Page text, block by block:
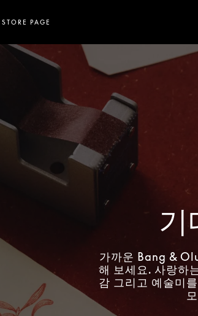
to Create
TabPAGE
기
가까운 Bang &
해 보세요. 사랑하
감 그리고 예술미